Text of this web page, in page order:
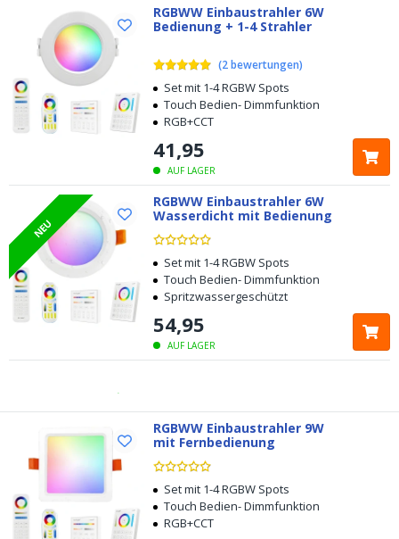
RGBWW Einbaustrahler 6W
Bedienung + 1-4 Strahler
(2bewertungen)
AUF LAGER
41,95
Set mit 1-4 RGBW Spots
Touch Bedien- Dimmfunktion
RGB+CCT
NEU
RGBWW Einbaustrahler 6W
Wasserdicht mit Bedienung
AUF LAGER
54,95
Set mit 1-4 RGBW Spots
Touch Bedien- Dimmfunktion
Spritzwassergeschützt
KostenloserVersand ab € 49,-
Heute bestellt, amselben Tag verschickt
5 Jahre Garantie
Rücksendung innerhalb von 100 Tagen
Heute bestellt, amselben Tag verschickt
RGBWW Einbaustrahler 9W
mit Fernbedienung
Set mit 1-4 RGBW Spots
Touch Bedien- Dimmfunktion
RGB+CCT